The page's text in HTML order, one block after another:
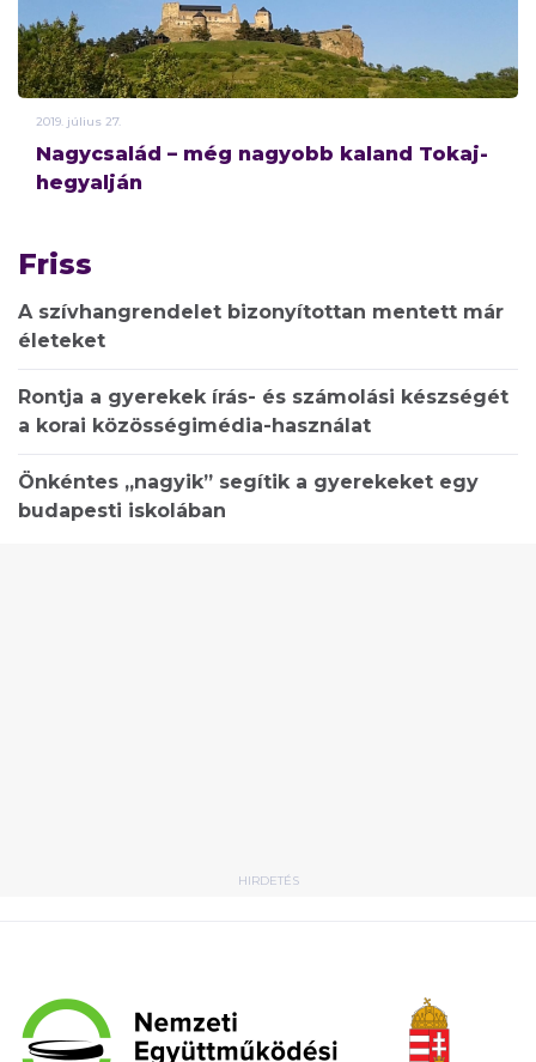
2019. július 27.
Nagycsalád – még nagyobb kaland Tokaj-
hegyalján
Friss
A szívhangrendelet bizonyítottan mentett már
életeket
Rontja a gyerekek írás- és számolási készségét
a korai közösségimédia-használat
Önkéntes „nagyik” segítik a gyerekeket egy
budapesti iskolában
HIRDETÉS